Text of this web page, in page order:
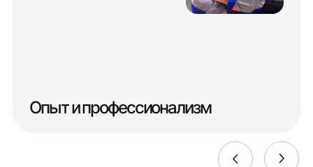
Опыт и профессионализм